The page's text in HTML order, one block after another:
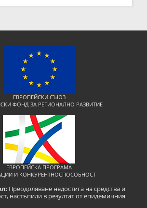
ЕВРОПЕЙСКИ СЪЮЗ
ФОНД ЗА РЕГИОНАЛНО РАЗВИТИЕ
ЕВРОПЕЙСКА ПРОГРАМА
И КОНКУРЕНТНОСПОСОБНОСТ
Преодоляване недостига на средства и
настъпили в резултат от епидемичния